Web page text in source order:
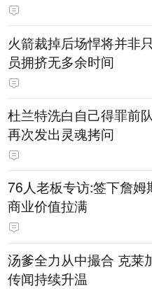
火箭裁掉后场悍将并非
员拥挤无多余时间
杜兰特洗白自己得罪前
再次发出灵魂拷问
76人老板专访:签下詹姆
商业价值拉满
汤爹全力从中撮合 克莱
传闻持续升温